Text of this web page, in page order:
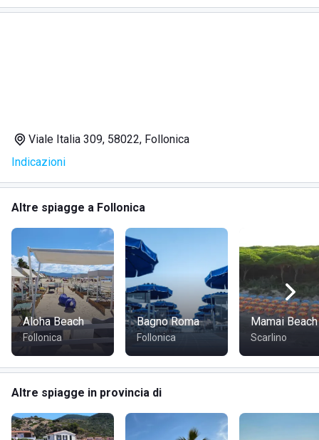
Il Boschetto è una zona molto frequentata per vari motivi:
ha un'area attrezzata anche per ospitare gli
quattro zampe
a 200 metri dal litorale, lungo scogliere sommerse, si
di vivere un'esperienza unica a chi pratica
è presente una scuola divelanelle vicinanze;
la spiaggia, nelle giornate senza foschia, regalaviste
mozzafiato sulle isole antistanti;
DOVE SI TROVA SPIAGGIA IL BOSCHETTO
Il Boschetto si trova a
lungo Viale Italia, in
Viale Italia 309, 58022, Follonica
Indicazioni
Altre spiagge a Follonica
Aloha Beach
Follonica
Bagno Roma
Follonica
Mamai Beach
Scarlino
Altre spiagge in provincia di